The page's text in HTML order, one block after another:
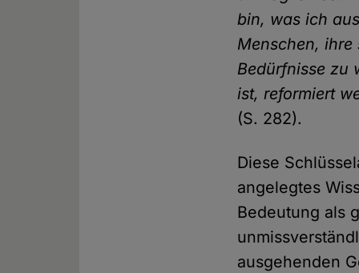
bin, was ich
Menschen,
Bedürfnisse zu
ist, reformiert
(S. 282).
Diese
angelegtes
Bedeutung als
ausgehenden